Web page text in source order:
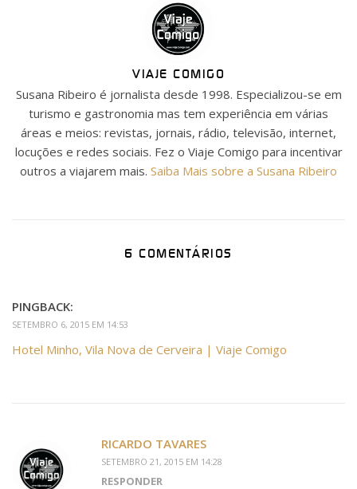
VIAJE COMIGO
Susana Ribeiro é jornalista desde 1998. Especializou-se em
turismo e gastronomia mas tem experiência em várias
áreas e meios: revistas, jornais, rádio, televisão, internet,
locuções e redes sociais. Fez o Viaje Comigo para incentivar
outros a viajarem mais. Saiba Mais sobre a Susana Ribeiro
6 COMENTÁRIOS
PINGBACK:
SETEMBRO 6, 2015 EM 14:53
Hotel Minho, Vila Nova de Cerveira | Viaje Comigo
RICARDO TAVARES
SETEMBRO 21, 2015 EM 14:28
RESPONDER